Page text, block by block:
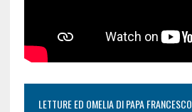
LETTURE ED OMELIA DI PAPA FRANCESCO